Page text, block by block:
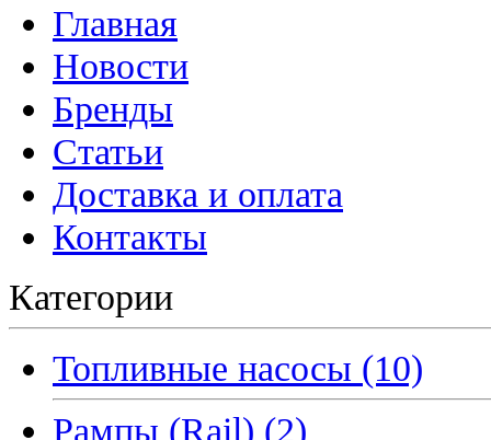
Главная
Новости
Бренды
Статьи
Доставка и оплата
Контакты
Категории
Топливные насосы (10)
Рампы (Rail) (2)